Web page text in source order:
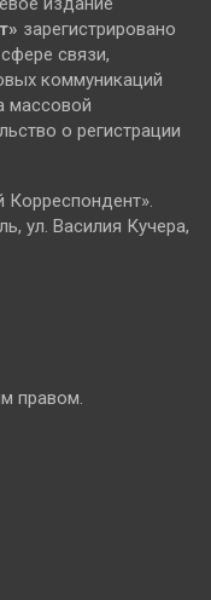
зарегистрировано
связи,
коммуникаций
массовой
о регистрации
Корреспондент».
ул. Василия Кучера,
правом.